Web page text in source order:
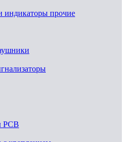
индикаторы прочие
PCB